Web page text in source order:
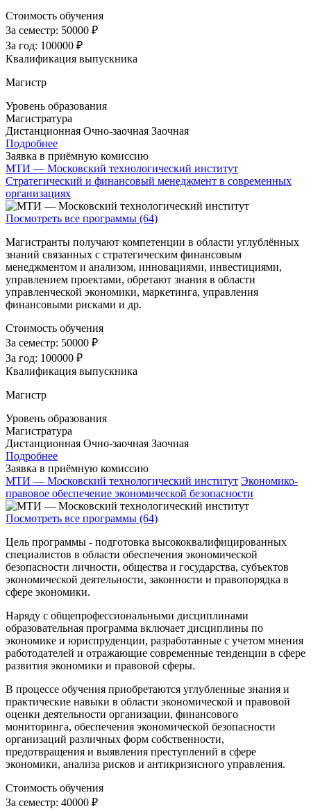
Стоимость обучения
За семестр: 50000 ₽
За год: 100000 ₽
Квалификация выпускника
Магистр
Уровень образования
Магистратура
Дистанционная Очно-заочная Заочная
Подробнее
Заявка в приёмную комиссию
МТИ — Московский технологический институт
Стратегический и финансовый менеджмент в современных
организациях
Посмотреть все программы (64)
Магистранты получают компетенции в области углублённых
знаний связанных с стратегическим финансовым
менеджментом и анализом, инновациями, инвестициями,
управлением проектами, обретают знания в области
управленческой экономики, маркетинга, управления
финансовыми рисками и др.
Стоимость обучения
За семестр: 50000 ₽
За год: 100000 ₽
Квалификация выпускника
Магистр
Уровень образования
Магистратура
Дистанционная Очно-заочная Заочная
Подробнее
Заявка в приёмную комиссию
МТИ — Московский технологический институт Экономико-
правовое обеспечение экономической безопасности
Посмотреть все программы (64)
Цель программы - подготовка высококвалифицированных
специалистов в области обеспечения экономической
безопасности личности, общества и государства, субъектов
экономической деятельности, законности и правопорядка в
сфере экономики.
Наряду с общепрофессиональными дисциплинами
образовательная программа включает дисциплины по
экономике и юриспруденции, разработанные с учетом мнения
работодателей и отражающие современные тенденции в сфере
развития экономики и правовой сферы.
В процессе обучения приобретаются углубленные знания и
практические навыки в области экономической и правовой
оценки деятельности организации, финансового
мониторинга, обеспечения экономической безопасности
организаций различных форм собственности,
предотвращения и выявления преступлений в сфере
экономики, анализа рисков и антикризисного управления.
Стоимость обучения
За семестр: 40000 ₽